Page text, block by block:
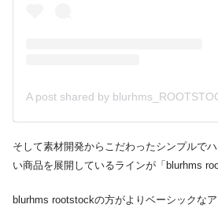
そして素材開発からこだわったシンプルで
い商品を展開しているラインが「blurhms
blurhms rootstockの方がよりベーシックな